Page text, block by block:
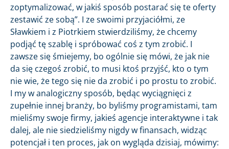
zoptymalizować, w jakiś sposób postarać się te oferty
zestawić ze sobą”. I ze swoimi przyjaciółmi, ze
Sławkiem i z Piotrkiem stwierdziliśmy, że chcemy
podjąć tę szablę i spróbować coś z tym zrobić. I
zawsze się śmiejemy, bo ogólnie się mówi, że jak nie
da się czegoś zrobić, to musi ktoś przyjść, kto o tym
nie wie, że tego się nie da zrobić i po prostu to zrobić.
I my w analogiczny sposób, będąc wyciągnięci z
zupełnie innej branży, bo byliśmy programistami, tam
mieliśmy swoje firmy, jakieś agencje interaktywne i tak
dalej, ale nie siedzieliśmy nigdy w finansach, widząc
potencjał i ten proces, jak on wygląda dzisiaj, mówimy: